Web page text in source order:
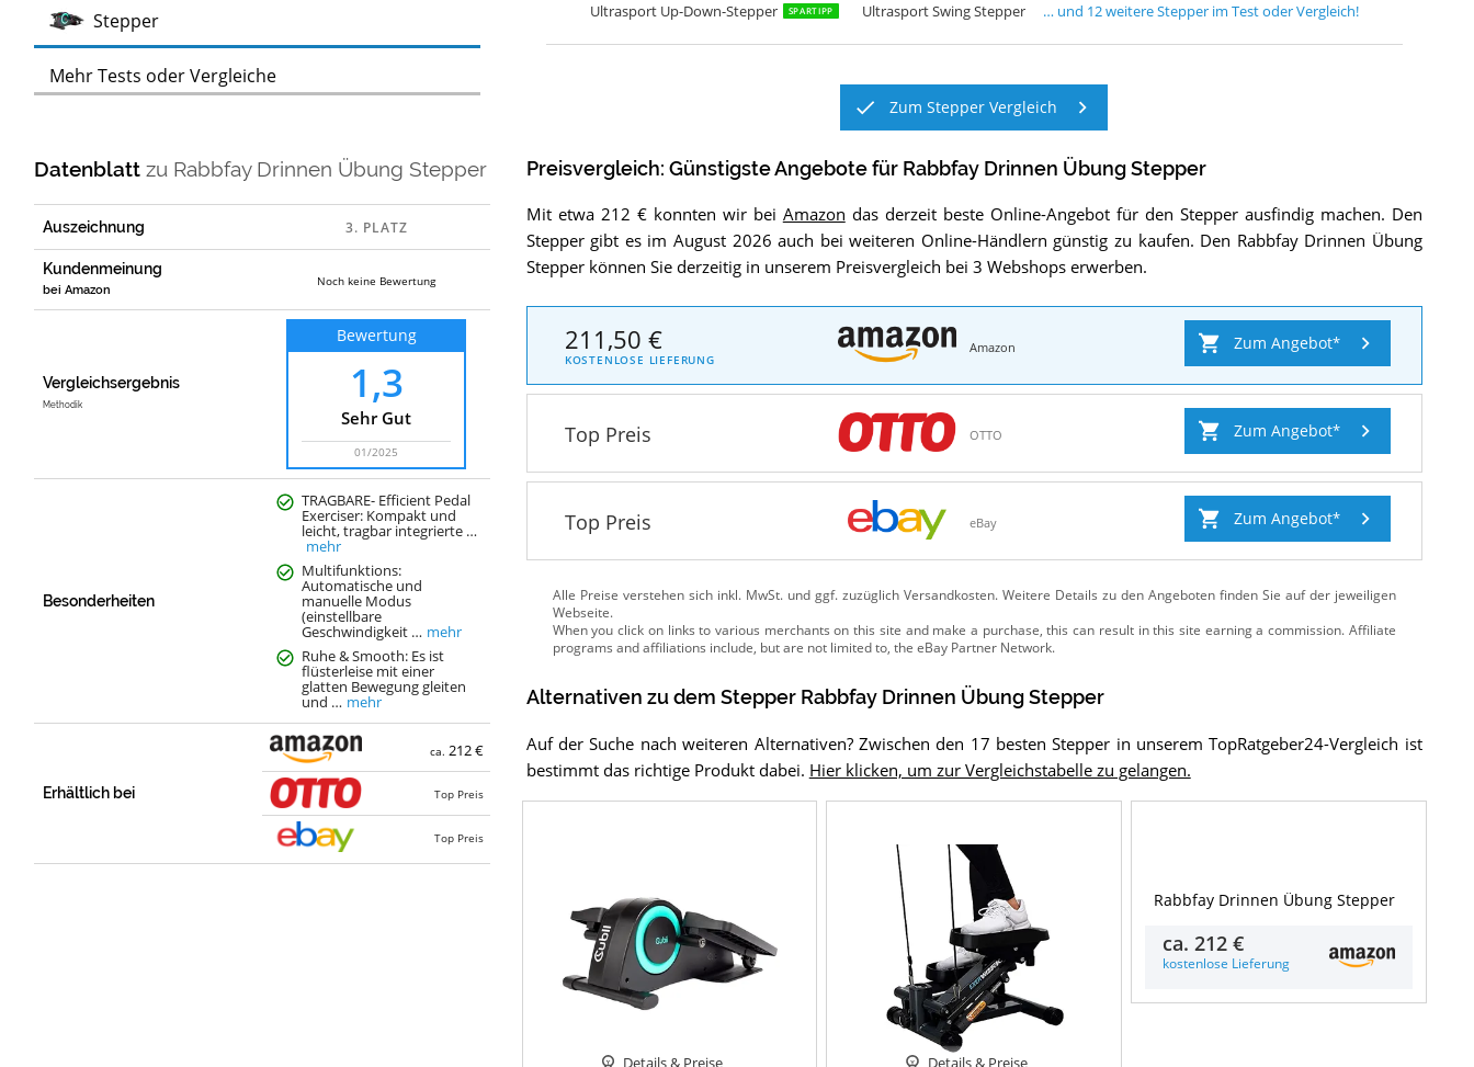
StepperTest
Mehr Tests oder Vergleiche
Datenblattzu Rabbfay Drinnen Übung Stepper
Auszeichnung
Kundenmeinung
bei Amazon
Noch keine Bewertung
Vergleichsergebnis
Methodik
Bewertung
1,3
Sehr Gut
01/2025
Besonderheiten
TRAGBARE- Efficient Pedal
Exerciser: Kompakt und
leicht, tragbar integrierte …
mehr
Multifunktions:
Automatische und
manuelle Modus
(einstellbare
Geschwindigkeit … mehr
Ruhe & Smooth: Es ist
flüsterleise mit einer
glatten Bewegung gleiten
und … mehr
Erhältlich bei
ca.212 €
Top Preis
Top Preis
Ultrasport Up-Down-Stepper
SPARTIPP Ultrasport Swing Stepper … und 12weitereStepperim Test oder Vergleich!
Zum Stepper Vergleich
Preisvergleich: Günstigste Angebote für Rabbfay Drinnen Übung Stepper
Mit etwa 212 € konnten wir bei Amazon das derzeit beste Online-Angebot für den Stepper ausfindig machen. Den
Stepper gibt es im August 2026 auch bei weiteren Online-Händlern günstig zu kaufen. Den Rabbfay Drinnen Übung
Stepper können Sie derzeitig in unserem Preisvergleich bei 3 Webshops erwerben.
211,50 €
KOSTENLOSE LIEFERUNG
Amazon Zum Angebot
Top Preis OTTO Zum Angebot
Top Preis eBay Zum Angebot
Alle Preise verstehen sich inkl. MwSt. und ggf. zuzüglich Versandkosten. Weitere Details zu den Angebotenfinden Sie auf der jeweiligen
Webseite.
Alternativen zu dem Stepper Rabbfay Drinnen Übung Stepper
Auf der Suche nach weiteren Alternativen? Zwischen den 17 besten Stepper in unserem TopRatgeber24-Vergleich ist
bestimmt das richtige Produkt dabei. Hier klicken, um zur Vergleichstabelle zu gelangen.
Details & Preise Details & Preise
Rabbfay Drinnen Übung Stepper
ca.212 €
kostenlose Lieferung